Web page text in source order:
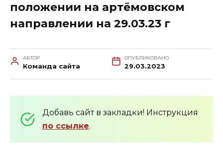
положении на артёмовском
направлении на 29.03.23 г
АВТОР
Команда сайта
ОПУБЛИКОВАНО
29.03.2023
Добавь сайт в закладки! Инструкция
по ссылке.